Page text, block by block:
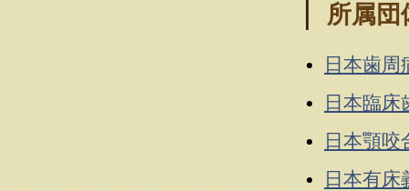
所属団
日本歯周
日本臨床
日本顎咬
日本有床